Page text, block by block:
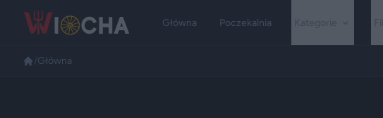
Główna Poczekalnia
Główna